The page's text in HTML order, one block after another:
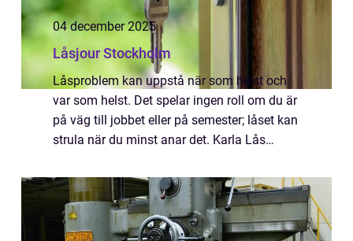
04 december 2025
Låsjour Stockholm
Låsproblem kan uppstå när som helst och
var som helst. Det spelar ingen roll om du är
på väg till jobbet eller på semester; låset kan
strula när du minst anar det. Karla Lås